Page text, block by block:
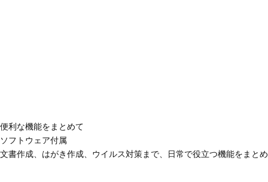
便利な機能をまとめて
ソフトウェア付属
文書作成、はがき作成、ウイルス対策まで、日常で役立つ機能をまと